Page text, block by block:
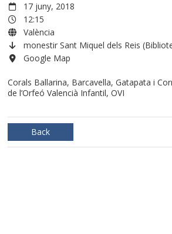
17 juny, 2018
12:15
València
monestir Sant Miquel dels Reis
Google Map
Corals Ballarina, Barcavella, Gatapata i
de l’Orfeó Valencià Infantil, OVI
Back